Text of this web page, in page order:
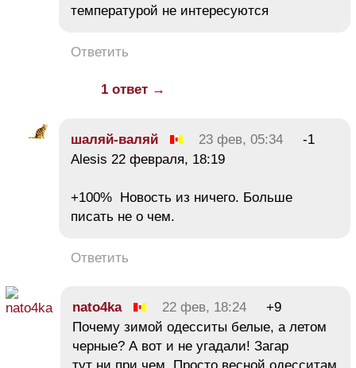
температурой не интересуются
Ответить
1 ответ →
шаляй-валяй 23 фев, 05:34
-1
Alesis 22 февраля, 18:19
+100% Новость из ничего. Больше
писать не о чем.
Ответить
nato4ka 22 фев, 18:24
+9
Почему зимой одесситы белые, а летом
черные? А вот и не угадали! Загар
тут ни при чем. Просто весной одесситам